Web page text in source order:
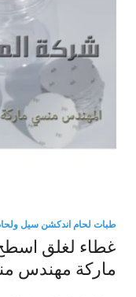
طبات لحام اندكشن سيل
غطاء لغلق
ماركة مهندس